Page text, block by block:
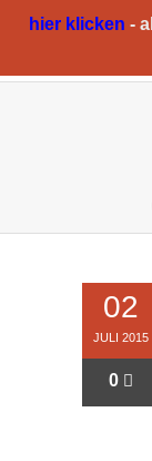
hier klicken -
02
JULI 2015
0